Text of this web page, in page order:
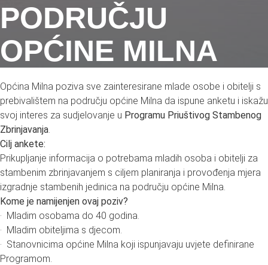
PODRUČJU
OPĆINE MILNA
Općina Milna poziva sve zainteresirane mlade osobe i obitelji s
prebivalištem na području općine Milna da ispune anketu i iskažu
svoj interes za sudjelovanje u Programu Priuštivog Stambenog
Zbrinjavanja.
Cilj ankete:
Prikupljanje informacija o potrebama mladih osoba i obitelji za
stambenim zbrinjavanjem s ciljem planiranja i provođenja mjera
izgradnje stambenih jedinica na području općine Milna.
Kome je namijenjen ovaj poziv?
· Mladim osobama do 40 godina.
· Mladim obiteljima s djecom.
· Stanovnicima općine Milna koji ispunjavaju uvjete definirane
Programom.